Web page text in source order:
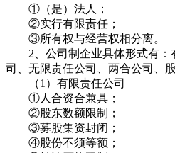
①（是）法人；
②实行有限责任；
③所有权与经营权相分离。
2、公司制企业具体形式有：
司、无限责任公司、两合公司、
（1）有限责任公司
①人合资合兼具；
②股东数额限制；
③募股集资封闭；
④股份不须等额；